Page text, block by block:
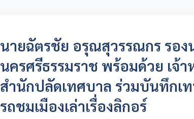
นายฉัตรชัย อรุณสุวรรณกร รอ
นครศรีธรรมราช พร้อมด้วย เจ้
สำนักปลัดเทศบาล ร่วมบันทึกเ
รถชมเมืองเล่าเรื่องลิกอร์